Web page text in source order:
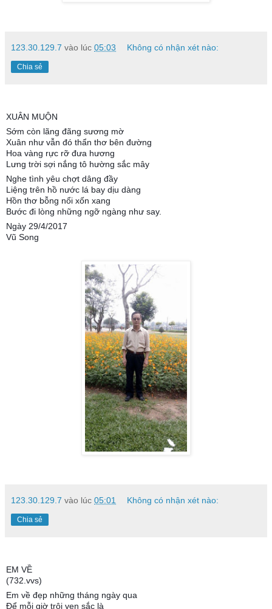
123.30.129.7 vào lúc 05:03 Không có nhận xét nào:
Chia sẻ
XUÂN MUỘN
Sớm còn lãng đãng sương mờ
Xuân như vẫn đó thẩn thơ bên đường
Hoa vàng rực rỡ đưa hương
Lưng trời sợi nắng tô hường sắc mây
Nghe tình yêu chợt dâng đầy
Liệng trên hồ nước lá bay dịu dàng
Hồn thơ bỗng nổi xốn xang
Bước đi lòng những ngỡ ngàng như say.
Ngày 29/4/2017
Vũ Song
123.30.129.7 vào lúc 05:01 Không có nhận xét nào:
Chia sẻ
EM VỀ
(732.vvs)
Em về đẹp những tháng ngày qua
Để mỗi giờ trôi vẹn sắc là